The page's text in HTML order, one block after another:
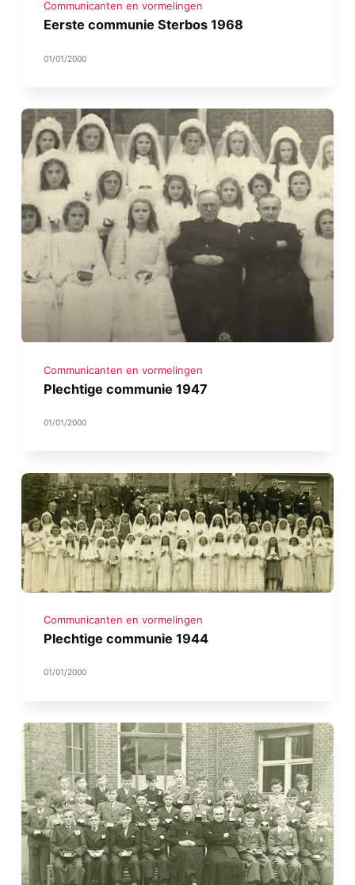
Communicanten en vormelingen
Eerste communie Sterbos 1968
01/01/2000
Communicanten en vormelingen
Plechtige communie 1947
01/01/2000
Communicanten en vormelingen
Plechtige communie 1944
01/01/2000